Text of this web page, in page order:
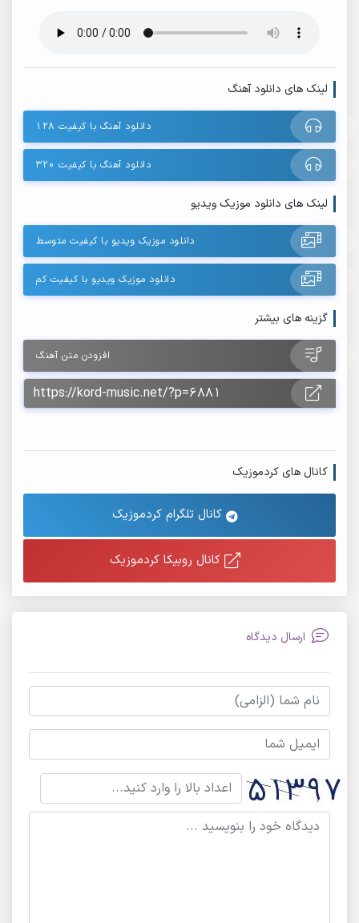
لینک های دانلود آهنگ
دانلود آهنگ با کیفیت ۱۲۸
دانلود آهنگ با کیفیت ۳۲۰
لینک های دانلود موزیک ویدیو
دانلود موزیک ویدیو با کیفیت متوسط
دانلود موزیک ویدیو با کیفیت کم
گزینه های بیشتر
افزودن متن آهنگ
کانال های کردموزیک
کانال تلگرام کردموزیک
کانال روبیکا کردموزیک
ارسال دیدگاه